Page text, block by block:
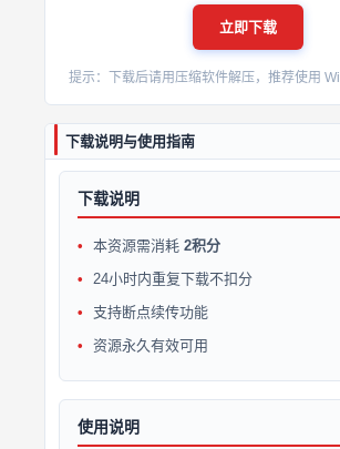
立即下载
提示：下载后请用压缩软件解压，推荐使用
下载说明与使用指南
下载说明
本资源需消耗 2积分
24小时内重复下载不扣分
支持断点续传功能
资源永久有效可用
使用说明